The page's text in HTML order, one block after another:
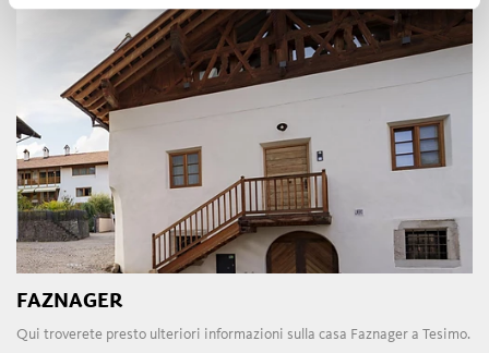
FAZNAGER
Qui troverete presto ulteriori informazioni sulla casa Faznager a Tesimo.